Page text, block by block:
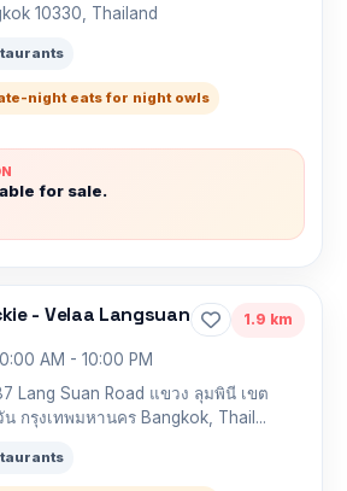
10330, Thailand
night eats for night owls
for sale.
- Velaa Langsuan 1.9 km
AM - 10:00 PM
Lang Suan Road แขวง ลุมพินี เขต
กรุงเทพมหานคร Bangkok, Thail...